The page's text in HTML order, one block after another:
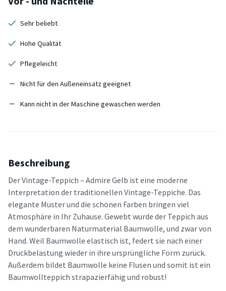
Sehr beliebt
Hohe Qualität
Pflegeleicht
Nicht für den Außeneinsatz geeignet
Kann nicht in der Maschine gewaschen werden
Beschreibung
Der Vintage-Teppich – Admire Gelb ist eine moderne
Interpretation der traditionellen Vintage-Teppiche. Das
elegante Muster und die schönen Farben bringen viel
Atmosphäre in Ihr Zuhause. Gewebt wurde der Teppich aus
dem wunderbaren Naturmaterial Baumwolle, und zwar von
Hand. Weil Baumwolle elastisch ist, federt sie nach einer
Druckbelastung wieder in ihre ursprüngliche Form zurück.
Außerdem bildet Baumwolle keine Flusen und somit ist ein
Baumwollteppich strapazierfähig und robust!